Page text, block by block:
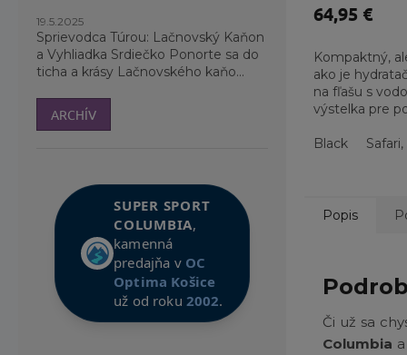
19.5.2025
Sprievodca Túrou: Lačnovský Kaňon
a Vyhliadka Srdiečko Ponorte sa do
ticha a krásy Lačnovského kaňo...
ARCHÍV
SUPER SPORT
COLUMBIA,
kamenná
predajňa v OC
Optima Košice
už od roku 2002.
64,95 €
Kompaktný,
ako je
na fľašu s
výstelka pre
Black
Popis
Či už sa
Columbia